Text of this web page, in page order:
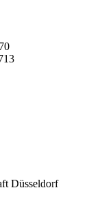
Düsseldorf